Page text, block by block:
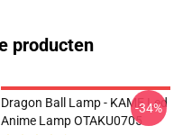
producten
Dragon Ball Lamp - KAME Led
Anime Lamp OTAKU0705
-34%